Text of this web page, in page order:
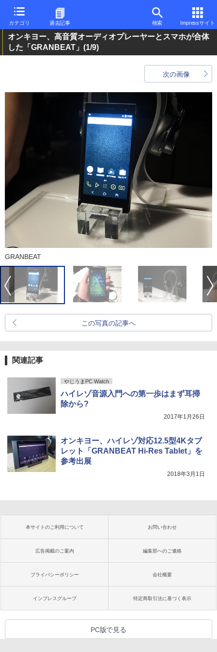
カテゴリ 過去記事 検索 Impressサイト
オンキヨー、高音質オーディオプレーヤーとスマホが合体
した「GRANBEAT」 (1/9)
次の画像
GRANBEAT
この写真の記事へ
関連記事
やじうまPC Watch
ハイレゾ音源入門への第一歩はまず耳掃
除から?
2017年1月26日
オンキヨー、ハイレゾ対応12.5型4Kタブ
レット「GRANBEAT Hi-Res Tablet」を
参考出展
2018年3月1日
本サイトのご利用について お問い合わせ
広告掲載のご案内 編集部へのご連絡
プライバシーポリシー 会社概要
インプレスグループ 特定商取引法に基づく表示
PC版で見る